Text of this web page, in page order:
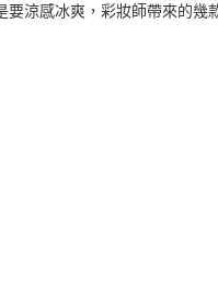
涼感冰爽，彩妝師帶來的幾